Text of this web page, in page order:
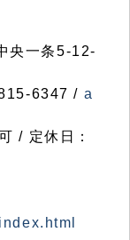
央一条5-12-
6347 / a
/ 定休日：